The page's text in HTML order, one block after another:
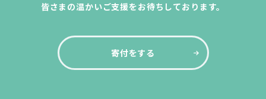
皆さまの温かいご支援をお待ちしております。
寄付をする